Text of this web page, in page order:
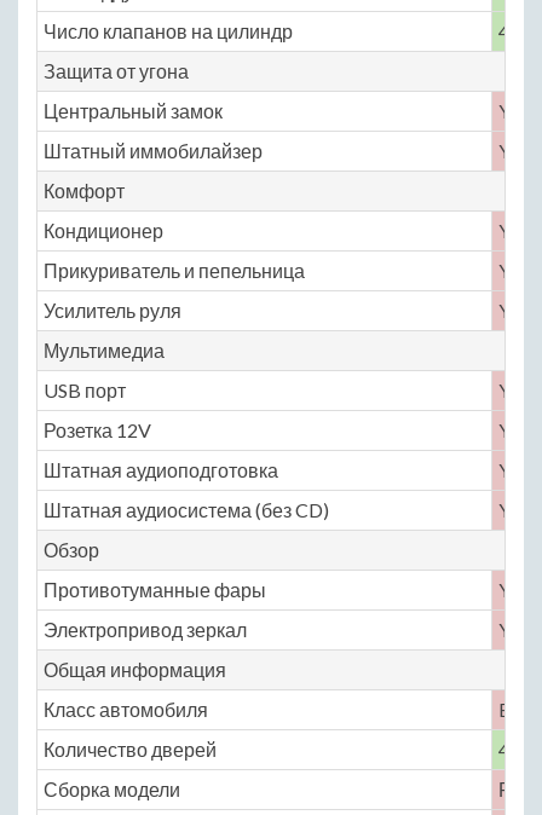
Число клапанов на цилиндр
4
Защита от угона
Центральный замок
Yes
Штатный иммобилайзер
Yes
Комфорт
Кондиционер
Yes
Прикуриватель и пепельница
Yes
Усилитель руля
Yes
Мультимедиа
USB порт
Yes
Розетка 12V
Yes
Штатная аудиоподготовка
Yes
Штатная аудиосистема (без CD)
Yes
Обзор
Противотуманные фары
Yes
Электропривод зеркал
Yes
Общая информация
Класс автомобиля
B
Количество дверей
4
Сборка модели